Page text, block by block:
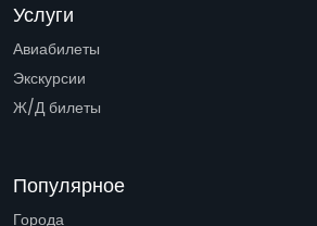
Услуги
Авиабилеты
Экскурсии
Ж/Д билеты
Популярное
Города